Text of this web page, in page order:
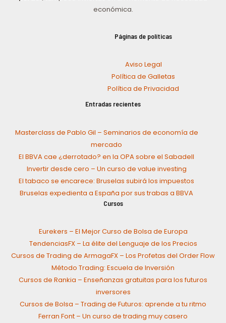
económica.
Páginas de políticas
Aviso Legal
Política de Galletas
Política de Privacidad
Entradas recientes
Masterclass de Pablo Gil – Seminarios de economía de
mercado
El BBVA cae ¿derrotado? en la OPA sobre el Sabadell
Invertir desde cero – Un curso de value investing
El tabaco se encarece: Bruselas subirá los impuestos
Bruselas expedienta a España por sus trabas a BBVA
Cursos
Eurekers – El Mejor Curso de Bolsa de Europa
TendenciasFX – La élite del Lenguaje de los Precios
Cursos de Trading de ArmagaFX – Los Profetas del Order Flow
Método Trading: Escuela de Inversión
Cursos de Rankia – Enseñanzas gratuitas para los futuros
inversores
Cursos de Bolsa – Trading de Futuros: aprende a tu ritmo
Ferran Font – Un curso de trading muy casero